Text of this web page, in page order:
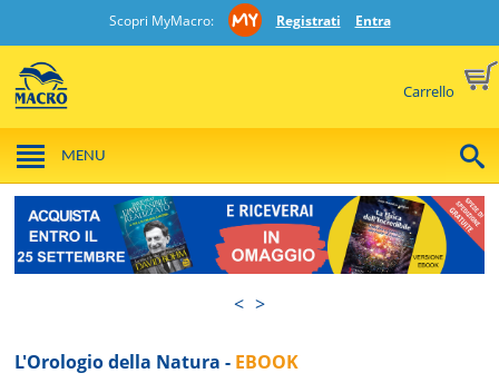
Scopri MyMacro: Registrati Entra
Carrello
MENU
< >
L'Orologio della Natura - EBOOK